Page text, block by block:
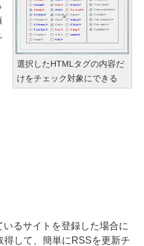
選択したHTMLタグの内容だ
けをチェック対象にできる
るサイトを登録した場合に
して、簡単にRSSを更新チ